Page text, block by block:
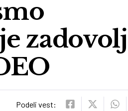
Podeli vest: